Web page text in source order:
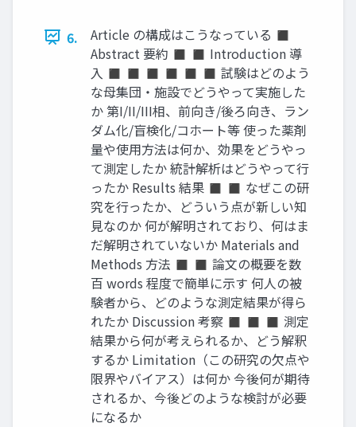
6.
Article の構成はこうなっている ◼
Abstract 要約 ◼ ◼ Introduction 導
入 ◼ ◼ ◼ ◼ ◼ ◼ 試験はどのよう
な母集団・施設でどうやって実施した
か 第I/II/III相、前向き/後ろ向き、ラン
ダム化/盲検化/コホート等 使った薬剤
量や使用方法は何か、効果をどうやっ
て測定したか 統計解析はどうやって行
ったか Results 結果 ◼ ◼ なぜこの研
究を行ったか、どういう点が新しい知
見なのか 何が解明されており、何はま
だ解明されていないか Materials and
Methods 方法 ◼ ◼ 論文の概要を数
百 words 程度で簡単に示す 何人の被
験者から、どのような測定結果が得ら
れたか Discussion 考察 ◼ ◼ ◼ 測定
結果から何が考えられるか、どう解釈
するか Limitation（この研究の欠点や
限界やバイアス）は何か 今後何が期待
されるか、今後どのような検討が必要
になるか